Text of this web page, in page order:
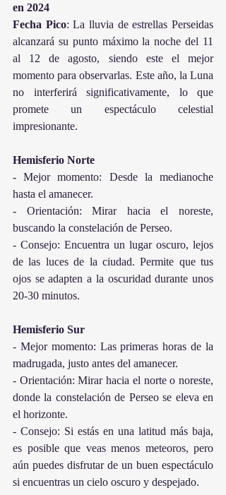
en 2024
Fecha Pico: La lluvia de estrellas Perseidas
alcanzará su punto máximo la noche del 11
al 12 de agosto, siendo este el mejor
momento para observarlas. Este año, la Luna
no interferirá significativamente, lo que
promete un espectáculo celestial
impresionante.
Hemisferio Norte
- Mejor momento: Desde la medianoche
hasta el amanecer.
- Orientación: Mirar hacia el noreste,
buscando la constelación de Perseo.
- Consejo: Encuentra un lugar oscuro, lejos
de las luces de la ciudad. Permite que tus
ojos se adapten a la oscuridad durante unos
20-30 minutos.
Hemisferio Sur
- Mejor momento: Las primeras horas de la
madrugada, justo antes del amanecer.
- Orientación: Mirar hacia el norte o noreste,
donde la constelación de Perseo se eleva en
el horizonte.
- Consejo: Si estás en una latitud más baja,
es posible que veas menos meteoros, pero
aún puedes disfrutar de un buen espectáculo
si encuentras un cielo oscuro y despejado.